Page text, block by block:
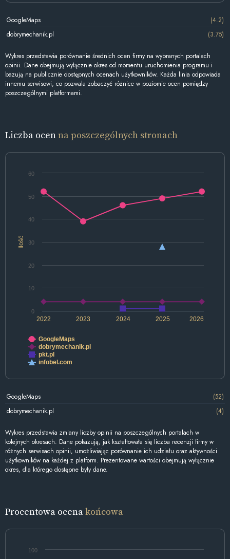
GoogleMaps
(4.2)
dobrymechanik.pl
(3.75)
Wykres przedstawia porównanie średnich ocen firmy na wybranych portalach
opinii. Dane obejmują wyłącznie okres od momentu uruchomienia programu i
bazują na publicznie dostępnych ocenach użytkowników. Każda linia odpowiada
innemu serwisowi, co pozwala zobaczyć różnice w poziomie ocen pomiędzy
poszczególnymi platformami.
Liczba ocenna poszczególnych stronach
Ilość
2022 2024 2026
2023 2025
0
10
20
30
40
50
60
GoogleMaps
dobrymechanik.pl
pkt.pl
infobel.com
GoogleMaps
(52)
dobrymechanik.pl
(4)
Wykres przedstawia zmiany liczby opinii na poszczególnych portalach w
kolejnych okresach. Dane pokazują, jak kształtowała się liczba recenzji firmy w
różnych serwisach opinii, umożliwiając porównanie ich udziału oraz aktywności
użytkowników na każdej z platform. Prezentowane wartości obejmują wyłącznie
okres, dla którego dostępne były dane.
Procentowa ocenakońcowa
100